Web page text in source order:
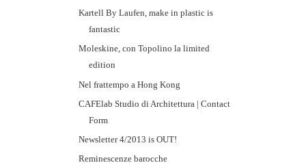
Kartell By Laufen, make in plastic is
fantastic
Moleskine, con Topolino la limited
edition
Nel frattempo a Hong Kong
CAFElab Studio di Architettura | Contact
Form
Newsletter 4/2013 is OUT!
Reminescenze barocche